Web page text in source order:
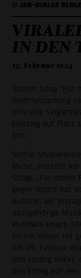
© JAN-NIKLAS
IN DEN
15. Februar 2024
Soffies Song "Für
Veröffentlichung
offizielle
Einstieg auf Platz
fort.
Soffie,
Music, postete vor
Songs „Für immer
gegen rechts hat
Aufrufe, auf
dazugehörige
ebenfalls knapp
ihr ein viraler Hit
Am 09. Februar
und sprang
den Erfolg auf den